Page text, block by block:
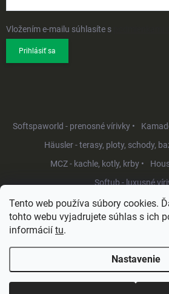
Tento web používa súbory cookies.
tohto webu vyjadrujete súhlas s ich
informácií tu.
Nastavenie
Vložením e-mailu súhlasíte s
Prihlásiť sa
Softspaworld - prenosné vírivky •
Häusler - terasy, ploty, schody,
MCZ - kachle, kotly, krby •
Softub - luxusné
Copyright 2026HouseGarden.sk. Všetky